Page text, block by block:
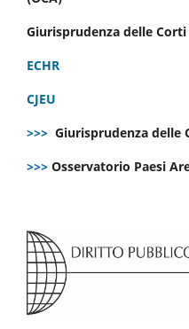
Giurisprudenza delle
ECHR
CJEU
>>> Giurisprudenza delle
>>> Osservatorio Paesi